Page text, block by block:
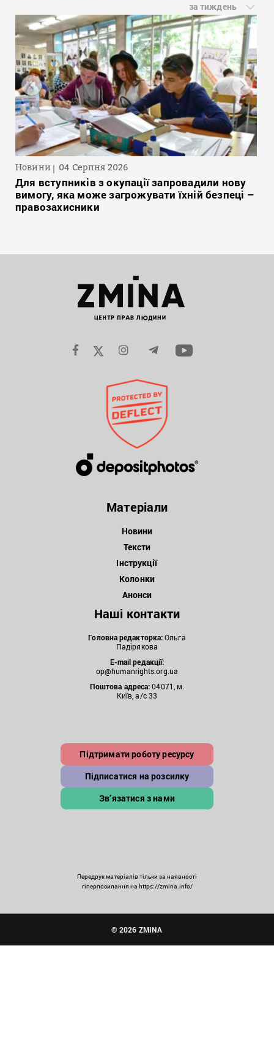
за тиждень
Новини 04 Серпня 2026
Для вступників з окупації запровадили нову
вимогу, яка може загрожувати їхній безпеці –
правозахисники
Матеріали
Новини
Тексти
Інструкції
Колонки
Анонси
Наші контакти
Головна редакторка:Ольга
Падірякова
E-mail редакції:
op@humanrights.org.ua
Поштова адреса:04071, м.
Київ, а/с 33
Підтримати роботу ресурсу
Підписатися на розсилку
Зв’язатися з нами
Передрук матеріалів тільки за наявності
гіперпосилання на https://zmina.info/
© 2026 ZMINA